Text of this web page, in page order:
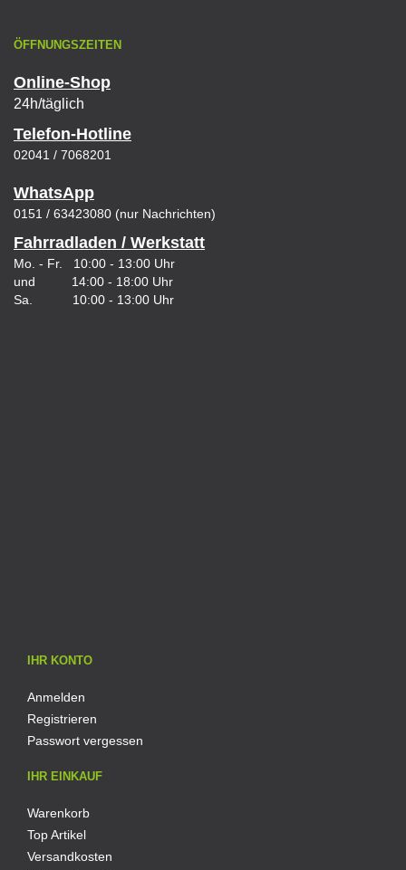
ÖFFNUNGSZEITEN
Online-Shop
24h/täglich
Telefon-Hotline
02041 / 7068201
WhatsApp
0151 / 63423080 (nur Nachrichten)
Fahrradladen / Werkstatt
Mo. - Fr. 10:00 - 13:00 Uhr
und 14:00 - 18:00 Uhr
Sa. 10:00 - 13:00 Uhr
IHR KONTO
Anmelden
Registrieren
Passwort vergessen
IHR EINKAUF
Warenkorb
Top Artikel
Versandkosten